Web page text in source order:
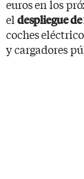
euros en los
el despliegue
coches
y cargadores